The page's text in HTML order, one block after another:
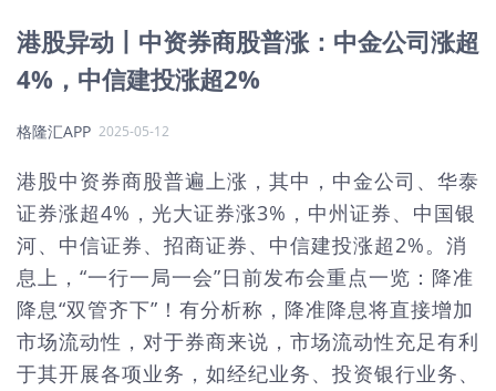
港股异动丨中资券商股普涨：中金公司涨超
4%，中信建投涨超2%
格隆汇APP 2025-05-12
港股中资券商股普遍上涨，其中，中金公司、华泰
证券涨超4%，光大证券涨3%，中州证券、中国银
河、中信证券、招商证券、中信建投涨超2%。消
息上，“一行一局一会”日前发布会重点一览：降准
降息“双管齐下”！有分析称，降准降息将直接增加
市场流动性，对于券商来说，市场流动性充足有利
于其开展各项业务，如经纪业务、投资银行业务、